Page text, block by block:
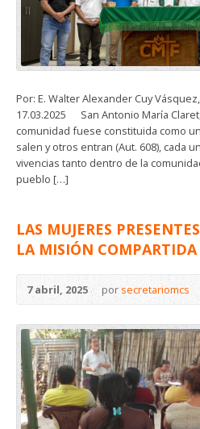
Por: E. Walter Alexander Cuy
17.03.2025 San Antonio María
comunidad fuese constituida como
salen y otros entran (Aut. 608), cada
vivencias tanto dentro de la
pueblo […]
LAS MUJERES
LA MISIÓN
7 abril, 2025 porsecretariomcs